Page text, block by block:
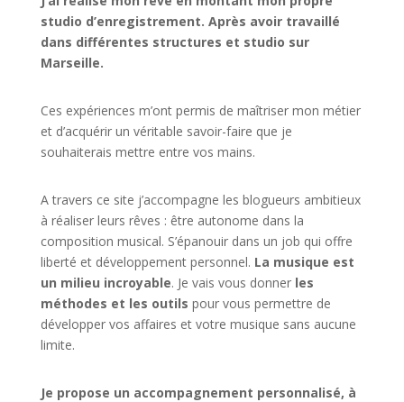
studio d’enregistrement. Après avoir travaillé
dans différentes structures et studio sur
Marseille.
Ces expériences m’ont permis de maîtriser mon métier
et d’acquérir un véritable savoir-faire que je
souhaiterais mettre entre vos mains.
A travers ce site j’accompagne les blogueurs ambitieux
à réaliser leurs rêves : être autonome dans la
composition musical. S’épanouir dans un job qui offre
liberté et développement personnel. La musique est
un milieu incroyable. Je vais vous donner les
méthodes et les outils pour vous permettre de
développer vos affaires et votre musique sans aucune
limite.
Je propose un accompagnement personnalisé, à